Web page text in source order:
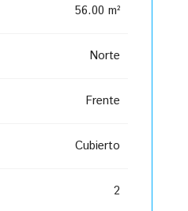
56.00 m²
Norte
Frente
Cubierto
2